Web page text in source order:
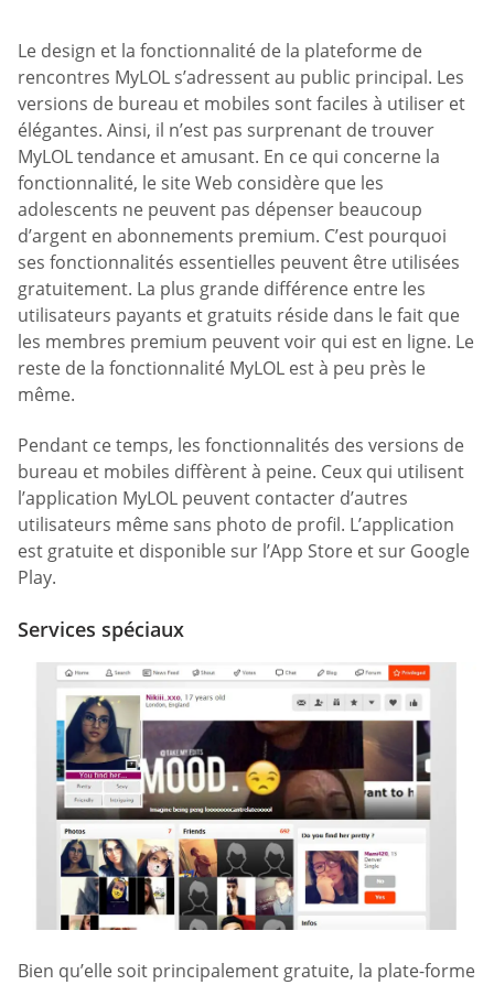
Le design et la fonctionnalité de la plateforme de
rencontres MyLOL s’adressent au public principal. Les
versions de bureau et mobiles sont faciles à utiliser et
élégantes. Ainsi, il n’est pas surprenant de trouver
MyLOL tendance et amusant. En ce qui concerne la
fonctionnalité, le site Web considère que les
adolescents ne peuvent pas dépenser beaucoup
d’argent en abonnements premium. C’est pourquoi
ses fonctionnalités essentielles peuvent être utilisées
gratuitement. La plus grande différence entre les
utilisateurs payants et gratuits réside dans le fait que
les membres premium peuvent voir qui est en ligne. Le
reste de la fonctionnalité MyLOL est à peu près le
même.
Pendant ce temps, les fonctionnalités des versions de
bureau et mobiles diffèrent à peine. Ceux qui utilisent
l’application MyLOL peuvent contacter d’autres
utilisateurs même sans photo de profil. L’application
est gratuite et disponible sur l’App Store et sur Google
Play.
Services spéciaux
Bien qu’elle soit principalement gratuite, la plate-forme